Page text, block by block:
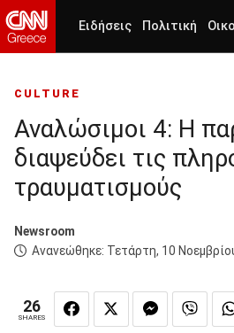
Ειδήσεις Πολιτική
CULTURE
Αναλώσιμοι 4: Η
διαψεύδει τις
τραυματισμούς
Newsroom
Ανανεώθηκε: Τετάρτη, 10
26
SHARES